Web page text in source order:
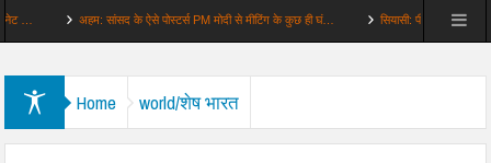
अहम: सांसद के ऐसे पोस्टर्स PM मोदी से मीटिंग के कुछ ही घं… सियासी: पीएम रहमान की BNP में
Home world/शेष भारत